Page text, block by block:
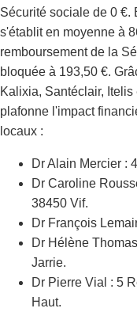
Sécurité sociale de 0 €.
s'établit en moyenne à
remboursement de la
bloquée à 193,50 €.
Kalixia, Santéclair,
plafonne l'impact
locaux :
Dr Alain Mercier :
Dr Caroline
38450 Vif.
Dr François
Dr Hélène
Jarrie.
Dr Pierre Vial : 5
Haut.